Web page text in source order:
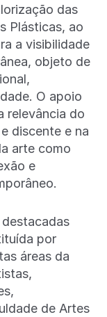
das
Plásticas, ao
a visibilidade
objeto de
O apoio
relevância do
discente e na
arte como
e
por
áreas da
de Artes